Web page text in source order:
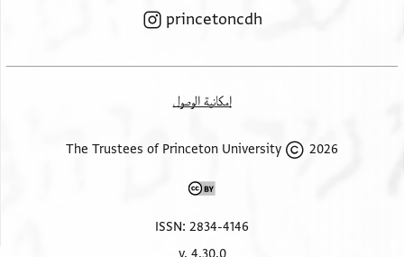
princetoncdh
إمكانية الوصول
2026 The Trustees of Princeton University
ISSN: 2834-4146